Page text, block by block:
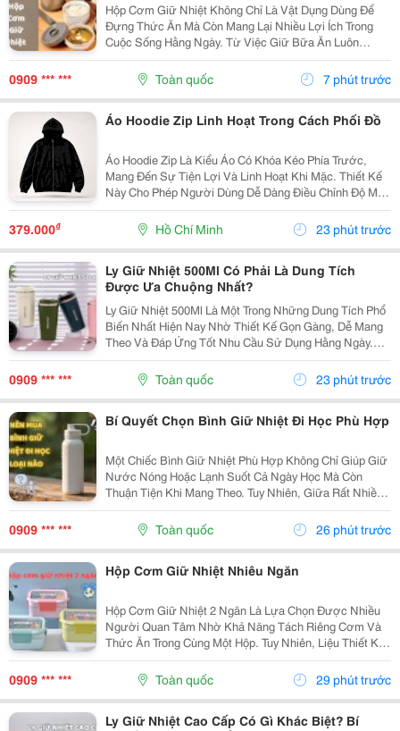
Hộp Cơm Giữ Nhiệt Không Chỉ Là Vật Dụng Dùng Để
Đựng Thức Ăn Mà Còn Mang Lại Nhiều Lợi Ích Trong
Cuộc Sống Hằng Ngày. Từ Việc Giữ Bữa Ăn Luôn
Thơm Ngon Đến Giúp Người Dùng Chủ Động Hơn Khi
Mang Cơm Đi Làm Hay Đi Học, Sản Phẩm Này Ngày
Càng Được Nhiều...
0909 *** *** Toàn quốc 7 phút trước
Áo Hoodie Zip Linh Hoạt Trong Cách Phối Đồ
Áo Hoodie Zip Là Kiểu Áo Có Khóa Kéo Phía Trước,
Mang Đến Sự Tiện Lợi Và Linh Hoạt Khi Mặc. Thiết Kế
Này Cho Phép Người Dùng Dễ Dàng Điều Chỉnh Độ Mở
Của Áo, Đồng Thời Có Thể Layer Với Nhiều Item Khác
Nhau. Hoodie Zip Có Thể Mặc Cùng Áo Thun Basic,...
379.000₫ Hồ Chí Minh 23 phút trước
Ly Giữ Nhiệt 500Ml Có Phải Là Dung Tích
Được Ưa Chuộng Nhất?
Ly Giữ Nhiệt 500Ml Là Một Trong Những Dung Tích Phổ
Biến Nhất Hiện Nay Nhờ Thiết Kế Gọn Gàng, Dễ Mang
Theo Và Đáp Ứng Tốt Nhu Cầu Sử Dụng Hằng Ngày.
Vậy Ly Giữ Nhiệt 500Ml Có Những Ưu Điểm Gì Và Làm
Sao Để Chọn Được Sản Phẩm Chất Lượng? Hãy
Cùng...
0909 *** *** Toàn quốc 23 phút trước
Bí Quyết Chọn Bình Giữ Nhiệt Đi Học Phù Hợp
Một Chiếc Bình Giữ Nhiệt Phù Hợp Không Chỉ Giúp Giữ
Nước Nóng Hoặc Lạnh Suốt Cả Ngày Học Mà Còn
Thuận Tiện Khi Mang Theo. Tuy Nhiên, Giữa Rất Nhiều
Mẫu Mã, Dung Tích Và Chất Liệu Trên Thị Trường,
Không Ít Người Băn Khoăn Nên Mua Bình Giữ Nhiệt Đi
0909 *** *** Toàn quốc 26 phút trước
Hộp Cơm Giữ Nhiệt Nhiêu Ngăn
Hộp Cơm Giữ Nhiệt 2 Ngăn Là Lựa Chọn Được Nhiều
Người Quan Tâm Nhờ Khả Năng Tách Riêng Cơm Và
Thức Ăn Trong Cùng Một Hộp. Tuy Nhiên, Liệu Thiết Kế
Này Có Thực Sự Phù Hợp Với Nhu Cầu Sử Dụng Hằng
Ngày? Cùng Tìm Hiểu Những Ưu Điểm, Hạn Chế Và
Cách Lựa...
0909 *** *** Toàn quốc 29 phút trước
Ly Giữ Nhiệt Cao Cấp Có Gì Khác Biệt? Bí